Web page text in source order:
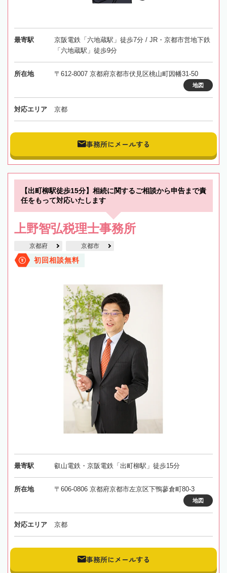
最寄駅
京阪電鉄「六地蔵駅」徒歩7分 / JR・京都市営地下鉄
「六地蔵駅」徒歩9分
所在地 〒612-8007 京都府京都市伏見区桃山町因幡31-50
地図
対応エリア 京都
事務所にメールする
【出町柳駅徒歩15分】相続に関するご相談から申告まで責
任をもって対応いたします
上野智弘税理士事務所
京都府 京都市
初回相談無料
最寄駅 叡山電鉄・京阪電鉄「出町柳駅」徒歩15分
所在地 〒606-0806 京都府京都市左京区下鴨蓼倉町80-3
地図
対応エリア 京都
事務所にメールする